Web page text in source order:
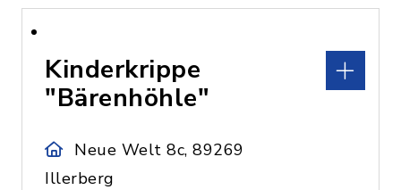
Kinderkrippe
"Bärenhöhle"
Neue Welt 8c, 89269
Illerberg